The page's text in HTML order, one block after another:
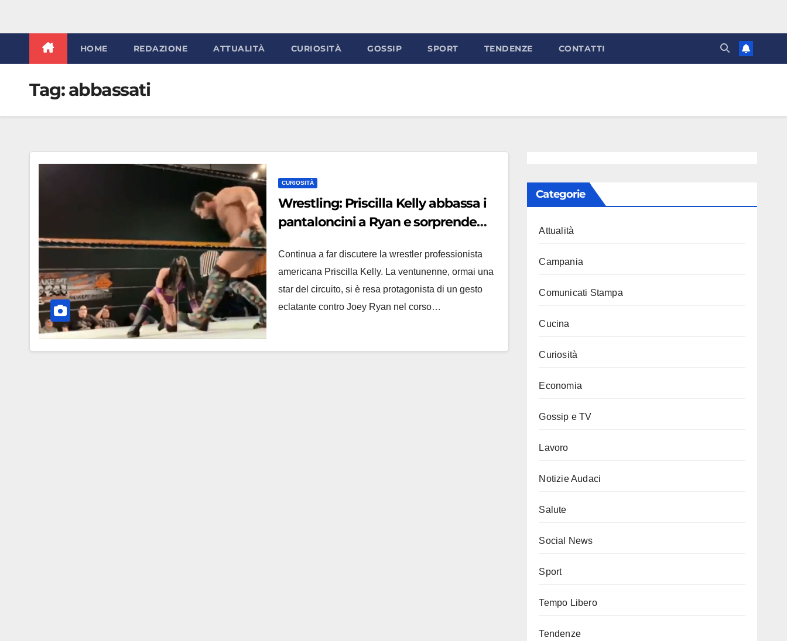
HOME REDAZIONE ATTUALITÀ CURIOSITÀ GOSSIP SPORT TENDENZE CONTATTI
Tag:abbassati
CURIOSITÀ
Wrestling: Priscilla Kelly abbassa i
pantaloncini a Ryan e sorprende
Continua a far discutere la wrestler professionista
americana Priscilla Kelly. La ventunenne, ormai una
star del circuito, si è resa protagonista di un gesto
eclatante contro Joey Ryan nel corso…
Categorie
Attualità
Campania
Comunicati Stampa
Cucina
Curiosità
Economia
Gossip e TV
Lavoro
Notizie Audaci
Salute
Social News
Sport
Tempo Libero
Tendenze